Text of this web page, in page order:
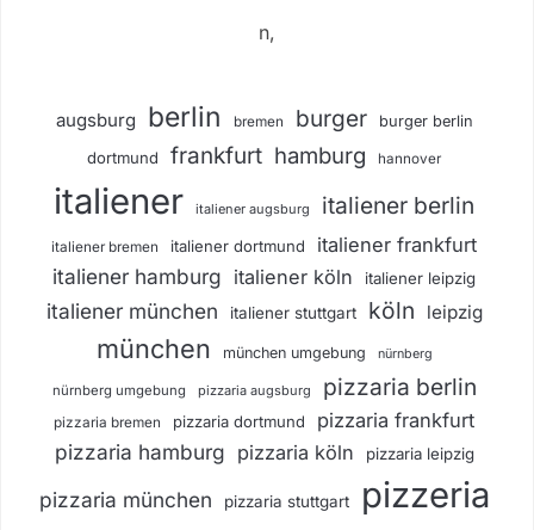
n,
augsburg berlin bremen burger burger berlin
dortmund frankfurt hamburg hannover
italiener italiener augsburg italiener berlin
italiener bremen italiener dortmund italiener frankfurt
italiener hamburg italiener köln italiener leipzig
italiener münchen italiener stuttgart köln leipzig
münchen münchen umgebung nürnberg
nürnberg umgebung pizzaria augsburg pizzaria berlin
pizzaria bremen pizzaria dortmund pizzaria frankfurt
pizzaria hamburg pizzaria köln pizzaria leipzig
pizzaria münchen pizzaria stuttgart pizzeria